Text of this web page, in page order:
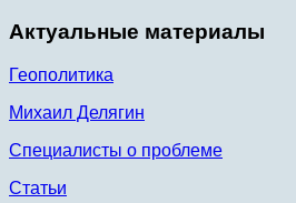
Актуальные материалы
Геополитика
Михаил Делягин
Специалисты о проблеме
Статьи